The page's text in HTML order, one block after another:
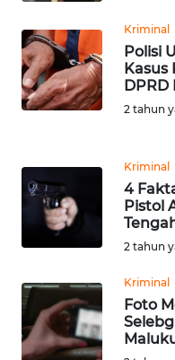
Kriminal
Polisi
Kasus
DPRD
2 tahun
Kriminal
4
Pistol
2 tahun
Kriminal
Foto
WN
NTT
WN
WN
PAPUA
WN
WN
RIAU